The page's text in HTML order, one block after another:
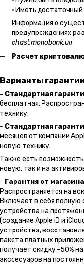
• Иметь достаточный
Информация о
предупреждениях
chast.monobank.ua
Расчет
Варианты
- Стандартная
бесплатная.
технику.
- Стандартная
месяцев от компании
новую технику.
Также есть
новую, так и на
- Гарантия от
Распространяется на
Включает в себя
устройства на
(создание Apple iD и
устройства,
пакета платных
получает скидку -50%
акссесуаров на